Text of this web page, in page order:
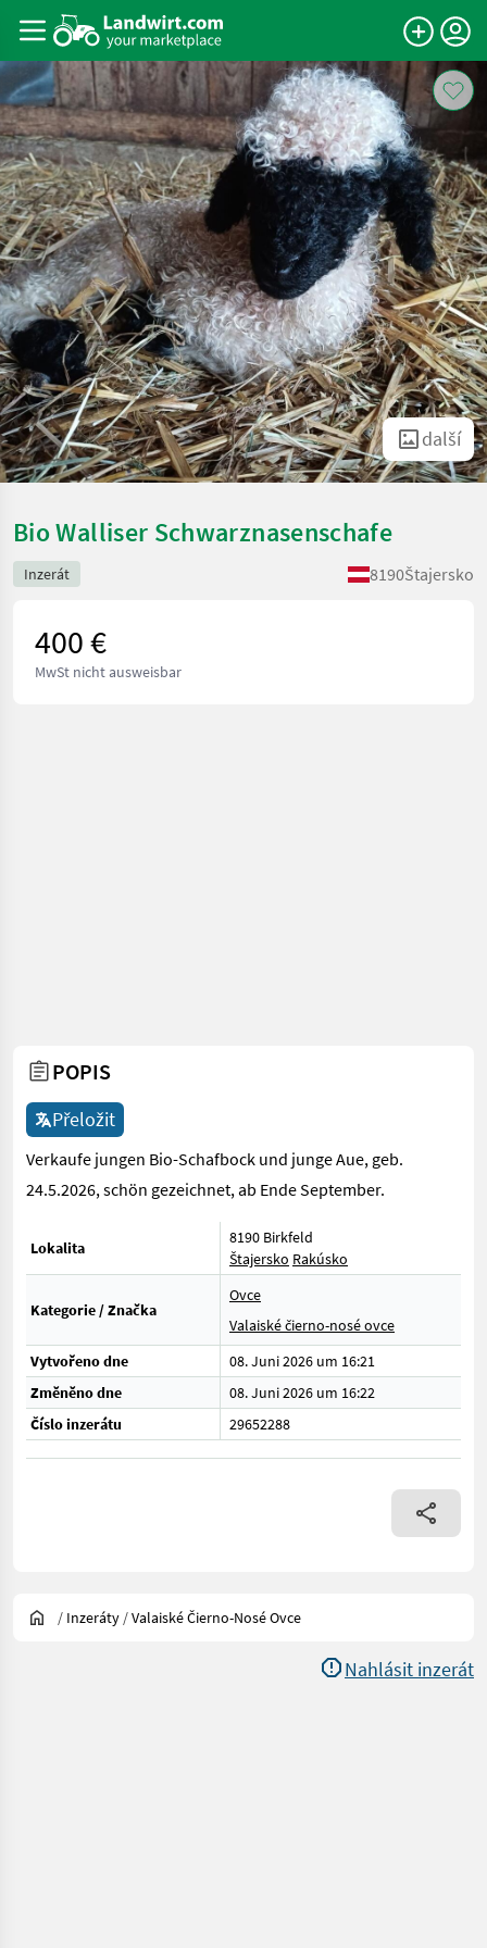
další
Bio Walliser Schwarznasenschafe
Inzerát 8190Štajersko
400 €
MwSt nicht ausweisbar
POPIS
Přeložit
Verkaufe jungen Bio-Schafbock und junge Aue, geb.
24.5.2026, schön gezeichnet, ab Ende September.
Lokalita
8190 Birkfeld
Štajersko Rakúsko
Kategorie / Značka
Ovce
Valaiské čierno-nosé ovce
Vytvořeno dne
08. Juni 2026 um 16:21
Změněno dne
08. Juni 2026 um 16:22
Číslo inzerátu
29652288
/ Inzeráty /Valaiské Čierno-Nosé Ovce
Nahlásit inzerát